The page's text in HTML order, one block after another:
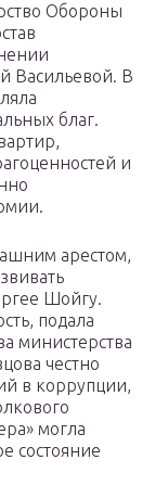
Обороны
Васильевой. В
благ.
и
арестом,
Шойгу.
подала
министерства
честно
в коррупции,
могла
состояние